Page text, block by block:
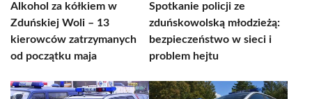
Alkohol za kółkiem w
Zduńskiej Woli – 13
kierowców zatrzymanych
od początku maja
Spotkanie policji ze
zduńskowolską młodzieżą:
bezpieczeństwo w sieci i
problem hejtu